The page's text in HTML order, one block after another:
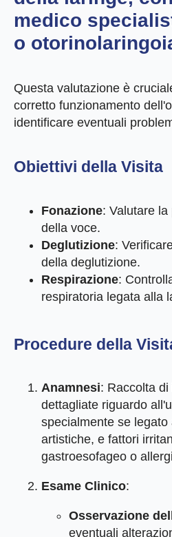
medico
o
Questa valutazione è
corretto funzionamento
identificare eventuali
Obiettivi della Visita
Fonazione: Valutare
della voce.
Deglutizione:
della deglutizione.
Respirazione:
respiratoria legata alla
Procedure della
Anamnesi: Raccolta
dettagliate riguardo
specialmente se
artistiche, e fattori
gastroesofageo o
Esame Clinico:
Osservazione
eventuali